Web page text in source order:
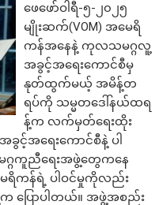
ဖေဖော်ဝါရီ-၅-၂၀၂၅
မျိုးဆက်(VOM) အမေရိ
ကန်အနေနဲ့ ကုလသမဂ္ဂလူ့
အခွင့်အရေးကောင်စီမှ
နုတ်ထွက်မယ့် အမိန့်တ
ရပ်ကို သမ္မတဒေါ်နယ်ထရ
န့်က လက်မှတ်ရေးထိုး
အရေးကောင်စီနဲ့ ပါ
ဂကူညီရေးအဖွဲ့တွေကနေ
ရိကန်ရဲ့ ပါဝင်မှုကိုလည်း
ပြောပါတယ်။ အဖွဲ့အစည်း